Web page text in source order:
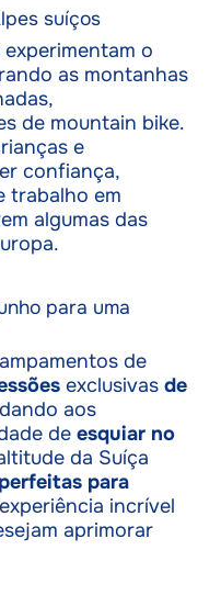
suíços
o
as montanhas
de mountain bike.
e
confiança,
trabalho em
algumas das
para uma
de
exclusivas de
aos
de esquiar no
da Suíça
para
incrível
aprimorar